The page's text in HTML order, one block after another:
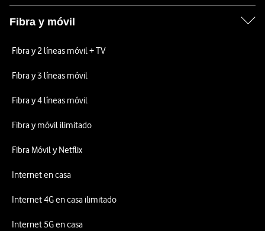
Fibra y móvil
Fibra y 2 líneas móvil + TV
Fibra y 3 líneas móvil
Fibra y 4 líneas móvil
Fibra y móvil ilimitado
Fibra Móvil y Netflix
Internet en casa
Internet 4G en casa ilimitado
Internet 5G en casa